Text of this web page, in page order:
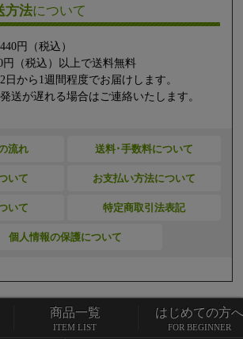
方法について
円（税込）
円（税込）以上で送料無料
日から1週間程度でお届けします。
が遅れる場合はご連絡いたします。
流れ 送料･手数料について
いて お支払い方法について
いて 特定商取引法表記
個人情報の保護について
商品一覧
商品一覧
ITEM LIST
はじめての方へ
FOR BEGINNER